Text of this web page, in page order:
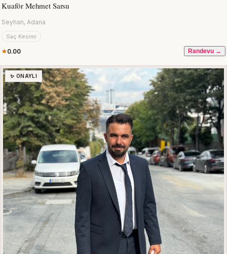
Kuaför Mehmet Sarsu
Seyhan, Adana
Saç Kesimi
0.00 Randevu →
✨ ONAYLI